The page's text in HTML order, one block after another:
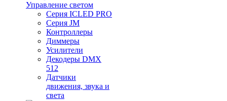
Управление светом
Серия ICLED PRO
Серия JM
Контроллеры
Диммеры
Усилители
Декодеры DMX
512
Датчики
движения, звука и
света